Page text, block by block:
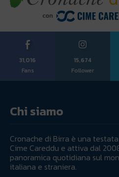
31,016
Fans
15,674
Follower
Chi siamo
Cronache di Birra è una
Cime Careddu e attiva dal
panoramica quotidiana sul
italiana e straniera.